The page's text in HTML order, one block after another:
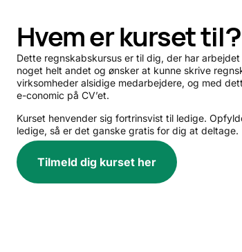
Hvem er kurset til?
Dette regnskabskursus er til dig, der har
noget helt andet og ønsker at kunne skrive
virksomheder alsidige medarbejdere, og med
e-conomic på CV’et.
Kurset henvender sig fortrinsvist til ledige.
ledige, så er det ganske gratis for dig at deltage.
Tilmeld dig kurset her